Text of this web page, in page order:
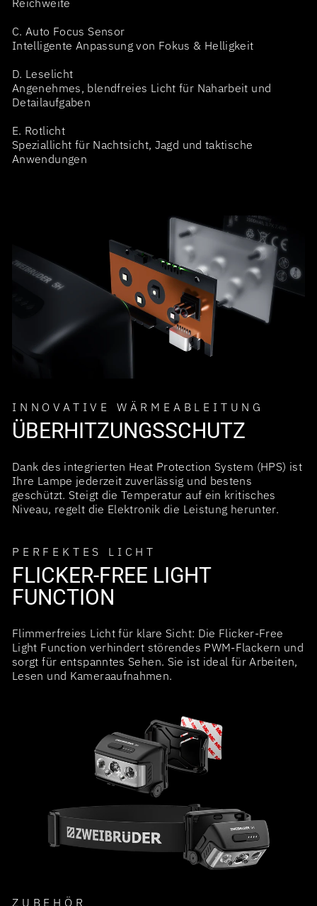
C. Auto Focus Sensor
Intelligente Anpassung von Fokus & Helligkeit
D. Leselicht
Angenehmes, blendfreies Licht für Naharbeit und
Detailaufgaben
E. Rotlicht
Speziallicht für Nachtsicht, Jagd und taktische
Anwendungen
INNOVATIVE WÄRMEABLEITUNG
ÜBERHITZUNGSSCHUTZ
Dank des integrierten Heat Protection System (HPS) ist
Ihre Lampe jederzeit zuverlässig und bestens
geschützt. Steigt die Temperatur auf ein kritisches
Niveau, regelt die Elektronik die Leistung herunter.
PERFEKTES LICHT
FLICKER-FREE LIGHT
FUNCTION
Flimmerfreies Licht für klare Sicht: Die Flicker-Free
Light Function verhindert störendes PWM-Flackern und
sorgt für entspanntes Sehen. Sie ist ideal für Arbeiten,
Lesen und Kameraaufnahmen.
ZUBEHÖR